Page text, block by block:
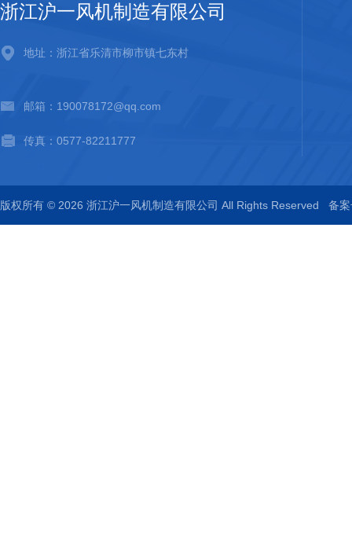
浙江沪一风机制造有限公司
地址：浙江省乐清市柳市镇七东村
邮箱：190078172@qq.com
传真：0577-82211777
版权所有 © 2026 浙江沪一风机制造有限公司 All Rights Reserved 备